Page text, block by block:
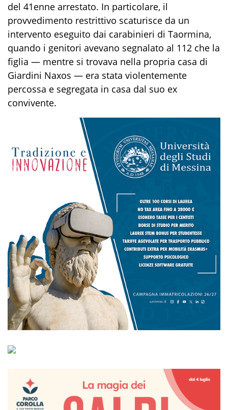
del 41enne arrestato. In particolare, il
provvedimento restrittivo scaturisce da un
intervento eseguito dai carabinieri di Taormina,
quando i genitori avevano segnalato al 112 che la
figlia — mentre si trovava nella propria casa di
Giardini Naxos — era stata violentemente
percossa e segregata in casa dal suo ex
convivente.